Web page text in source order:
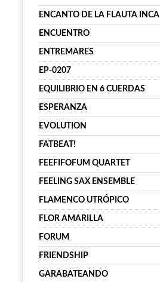
ENCANTO DE LA FLAUTA INCA
ENCUENTRO
ENTREMARES
EP-0207
EQUILIBRIO EN 6 CUERDAS
ESPERANZA
EVOLUTION
FATBEAT!
FEEFIFOFUM QUARTET
FEELING SAX ENSEMBLE
FLAMENCO UTRÓPICO
FLOR AMARILLA
FORUM
FRIENDSHIP
GARABATEANDO